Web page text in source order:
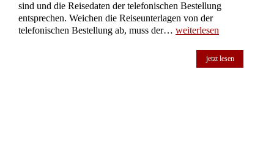
sind und die Reisedaten der telefonischen Bestellung
entsprechen. Weichen die Reiseunterlagen von der
telefonischen Bestellung ab, muss der… weiterlesen
jetzt lesen